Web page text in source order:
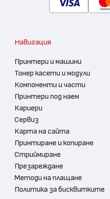
Навигация
Принтери и машини
Тонер касети и модули
Компоненти и части
Принтери под наем
Кариери
Сервиз
Карта на сайта
Принтиране и копиране
Стриймиране
Презареждане
Методи на плащане
Политика за бисквитките